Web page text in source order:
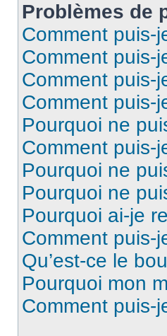
Problèmes de
Comment puis-
Comment puis-
Comment puis-
Comment puis-
Pourquoi ne
Comment puis-
Pourquoi ne
Pourquoi ne
Pourquoi ai-je
Comment puis-
Qu’est-ce le
Pourquoi mon
Comment puis-